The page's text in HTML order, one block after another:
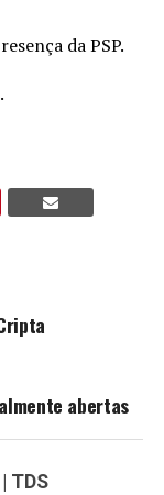
da PSP.
abertas
TDS